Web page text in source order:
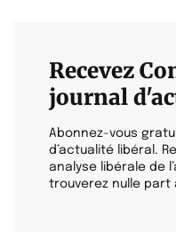
Recevez
journal
Abonnez-vous
d’actualité libéral.
analyse libérale de
trouverez nulle part